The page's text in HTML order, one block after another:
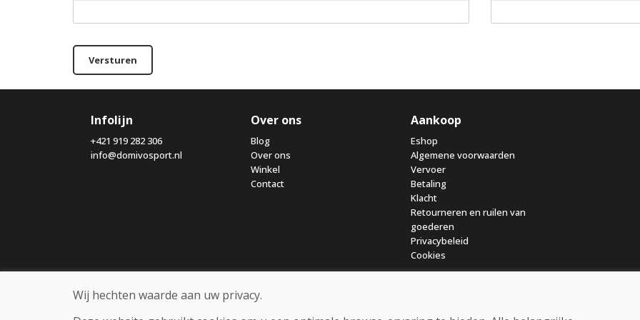
Versturen
Infolijn
+421 919 282 306
info@domivosport.nl
Over ons
Blog
Over ons
Winkel
Contact
Aankoop
Eshop
Algemene voorwaarden
Vervoer
Betaling
Klacht
Retourneren en ruilen van
goederen
Privacybeleid
Cookies
Wij hechten waarde aan uw privacy.